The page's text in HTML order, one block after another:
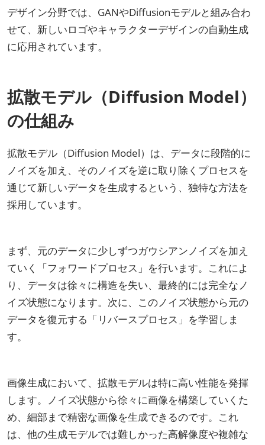
デザイン分野では、GANやDiffusionモデルと組み合わ
せて、新しいロゴやキャラクターデザインの自動生成
に応用されています。
拡散モデル（Diffusion Model）
の仕組み
拡散モデル（Diffusion Model）は、データに段階的に
ノイズを加え、そのノイズを逆に取り除くプロセスを
通じて新しいデータを生成するという、独特な方法を
採用しています。
まず、元のデータに少しずつガウシアンノイズを加え
ていく「フォワードプロセス」を行います。これによ
り、データは徐々に構造を失い、最終的には完全なノ
イズ状態になります。次に、このノイズ状態から元の
データを復元する「リバースプロセス」を学習しま
す。
画像生成において、拡散モデルは特に高い性能を発揮
します。ノイズ状態から徐々に画像を構築していくた
め、細部まで精密な画像を生成できるのです。これ
は、他の生成モデルでは難しかった高解像度や複雑な